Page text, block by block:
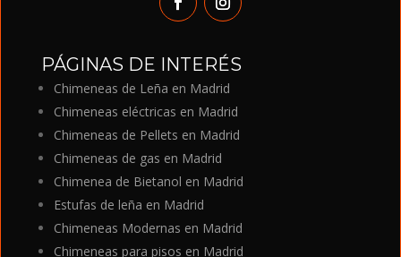
PÁGINAS DE INTERÉS
Chimeneas de Leña en Madrid
Chimeneas eléctricas en Madrid
Chimeneas de Pellets en Madrid
Chimeneas de gas en Madrid
Chimenea de Bietanol en Madrid
Estufas de leña en Madrid
Chimeneas Modernas en Madrid
Chimeneas para pisos en Madrid